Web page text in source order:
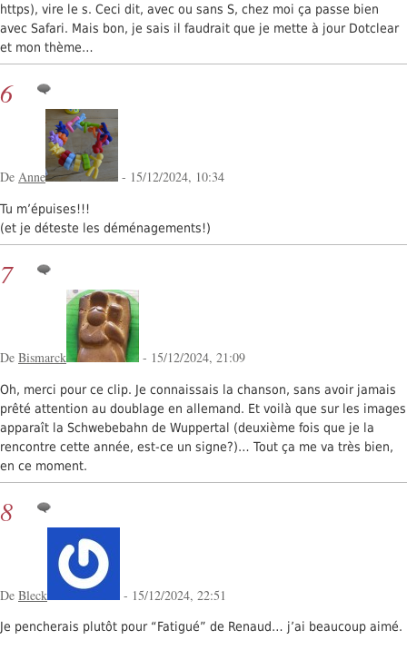
https), vire le s. Ceci dit, avec ou sans S, chez moi ça passe bien
avec Safari. Mais bon, je sais il faudrait que je mette à jour Dotclear
et mon thème…
6
De Anne - 15/12/2024, 10:34
Tu m’épuises!!!
(et je déteste les déménagements!)
7
De Bismarck - 15/12/2024, 21:09
Oh, merci pour ce clip. Je connaissais la chanson, sans avoir jamais
prêté attention au doublage en allemand. Et voilà que sur les images
apparaît la Schwebebahn de Wuppertal (deuxième fois que je la
rencontre cette année, est-ce un signe?)… Tout ça me va très bien,
en ce moment.
8
De Bleck - 15/12/2024, 22:51
Je pencherais plutôt pour “Fatigué” de Renaud… j’ai beaucoup aimé.